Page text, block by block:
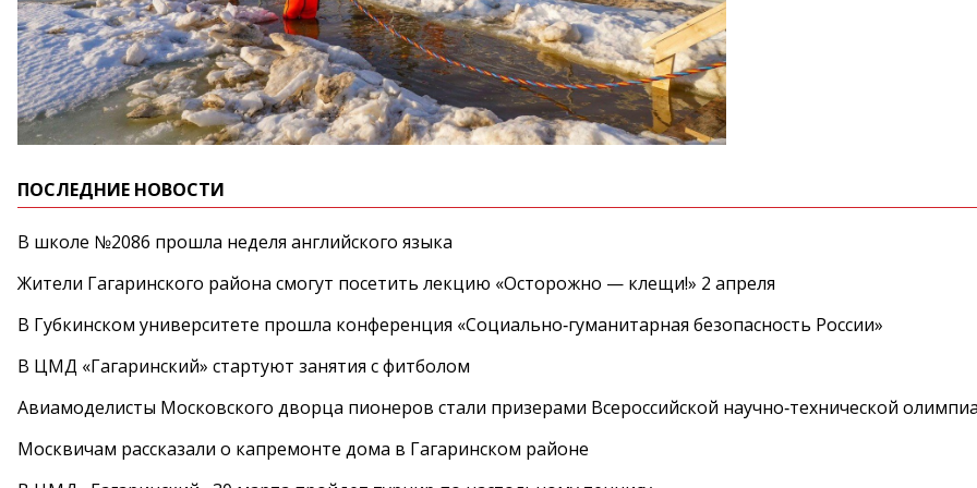
ПОСЛЕДНИЕ НОВОСТИ
В школе №2086 прошла неделя английского языка
Жители Гагаринского района смогут посетить лекцию «Осторожно — клещи!» 2 апреля
В Губкинском университете прошла конференция «Социально‑гуманитарная безопасность России»
В ЦМД «Гагаринский» стартуют занятия с фитболом
Авиамоделисты Московского дворца пионеров стали призерами Всероссийской научно‑технической
Москвичам рассказали о капремонте дома в Гагаринском районе